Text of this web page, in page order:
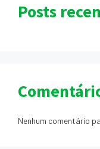
Posts
Nenhum comentário